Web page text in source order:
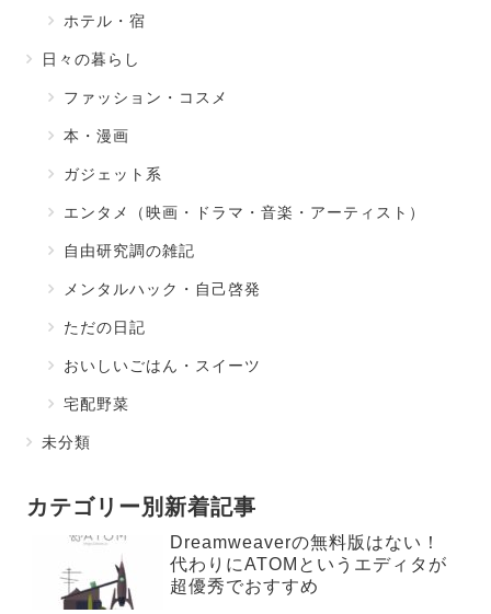
ホテル・宿
日々の暮らし
ファッション・コスメ
本・漫画
ガジェット系
エンタメ（映画・ドラマ・音楽・アーティスト）
自由研究調の雑記
メンタルハック・自己啓発
ただの日記
おいしいごはん・スイーツ
宅配野菜
未分類
カテゴリー別新着記事
Dreamweaverの無料版はない！
代わりにATOMというエディタが
超優秀でおすすめ